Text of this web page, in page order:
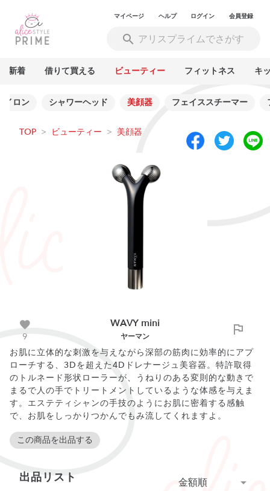
マイページ ヘルプ ログイン 会員登録
新着 借りて買える ビューティー フィットネス キ
イロン シャワーヘッド 美顔器 フェイススチーマー
TOP > ビューティー > 美顔器
9
WAVY mini
ヤーマン
お肌に立体的な刺激を与えながら深部の筋肉に効率的にアプ
ローチする、3Dを超えた4Dドレナージュ美容器。特許取得
のトルネード形状ローラーが、うねりのある変則的な動きで
まるで人の手でトリートメントしているような体感を与えま
す。エステティシャンの手技のようにお肌に密着する感触
で、お肌をしっかりつかんでもみ流してくれますよ。
この商品を出品する
出品リスト 金額順